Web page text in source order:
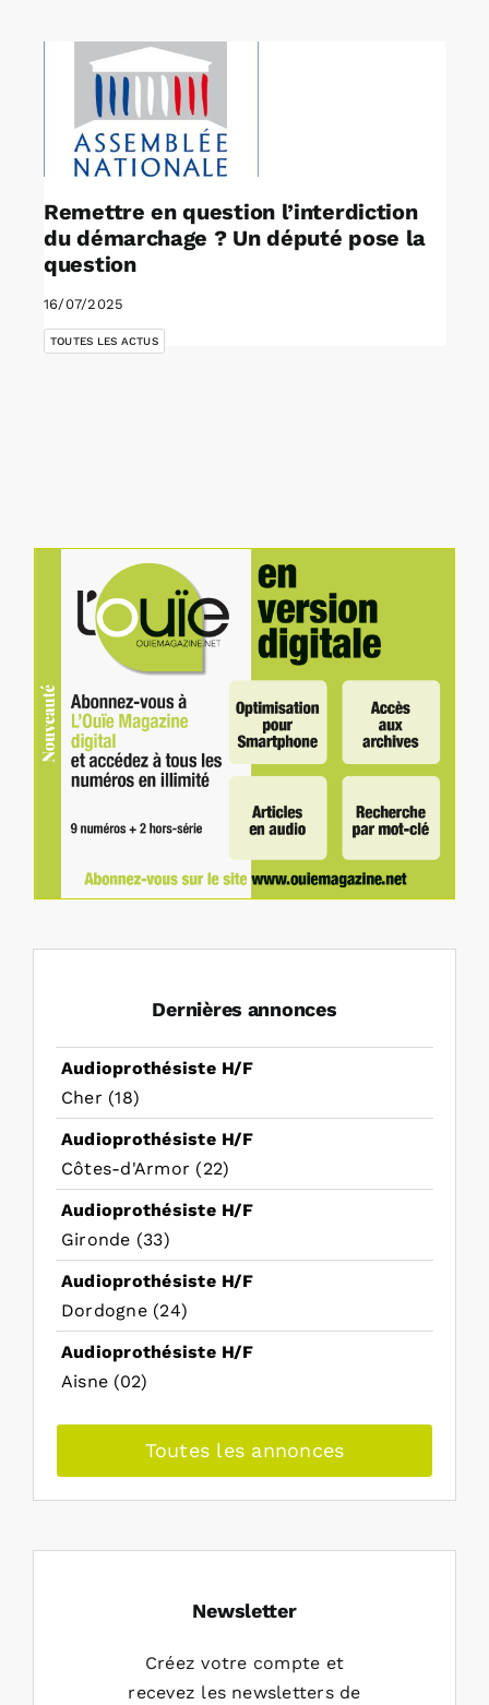
Rechercher:
Annonces emploi
Remettre en question l’interdiction
du démarchage ? Un député pose la
question
16/07/2025
TOUTES LES ACTUS
Dernières annonces
Audioprothésiste H/F
Cher (18)
Audioprothésiste H/F
Côtes-d'Armor (22)
Audioprothésiste H/F
Gironde (33)
Audioprothésiste H/F
Dordogne (24)
Audioprothésiste H/F
Aisne (02)
Toutes les annonces
Newsletter
Créez votre compte et
recevez les newsletters de